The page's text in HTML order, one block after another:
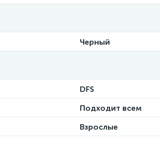
Черный
DFS
Подходит всем
Взрослые